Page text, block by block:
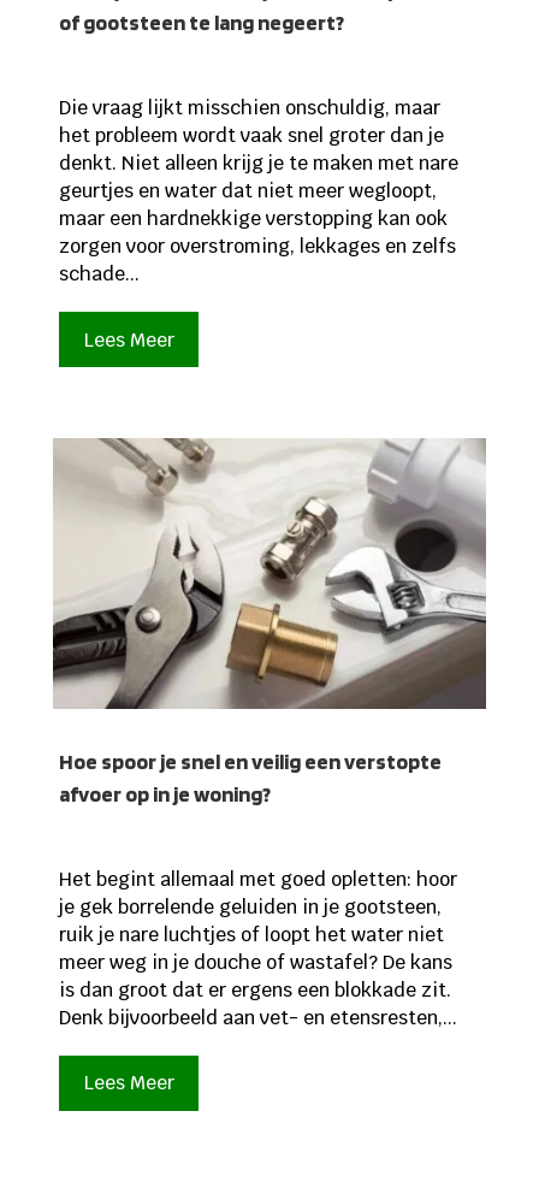
of gootsteen te lang negeert?
Die vraag lijkt misschien onschuldig, maar
het probleem wordt vaak snel groter dan je
denkt. Niet alleen krijg je te maken met nare
geurtjes en water dat niet meer wegloopt,
maar een hardnekkige verstopping kan ook
zorgen voor overstroming, lekkages en zelfs
schade...
Lees Meer
Hoe spoor je snel en veilig een verstopte
afvoer op in je woning?
Het begint allemaal met goed opletten: hoor
je gek borrelende geluiden in je gootsteen,
ruik je nare luchtjes of loopt het water niet
meer weg in je douche of wastafel? De kans
is dan groot dat er ergens een blokkade zit.
Denk bijvoorbeeld aan vet- en etensresten,...
Lees Meer